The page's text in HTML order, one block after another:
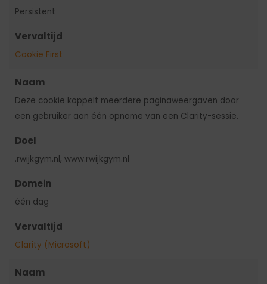
Persistent
Vervaltijd
Cookie First
Naam
Deze cookie koppelt meerdere paginaweergaven door
een gebruiker aan één opname van een Clarity-sessie.
Doel
.rwijkgym.nl, www.rwijkgym.nl
Domein
één dag
Vervaltijd
Clarity (Microsoft)
Naam